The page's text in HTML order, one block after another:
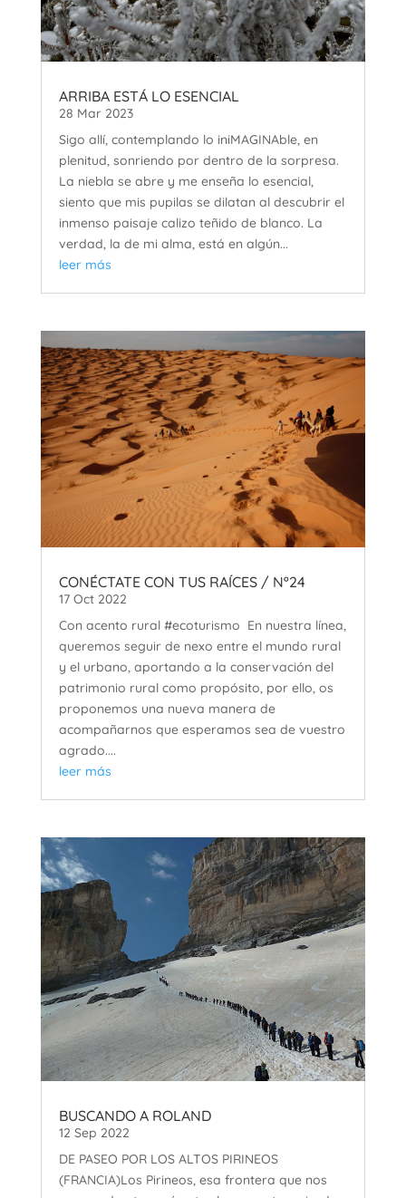
ARRIBA ESTÁ LO ESENCIAL
28 Mar 2023
Sigo allí, contemplando lo iniMAGINAble, en
plenitud, sonriendo por dentro de la sorpresa.
La niebla se abre y me enseña lo esencial,
siento que mis pupilas se dilatan al descubrir el
inmenso paisaje calizo teñido de blanco. La
verdad, la de mi alma, está en algún...
leer más
CONÉCTATE CON TUS RAÍCES / Nº24
17 Oct 2022
Con acento rural #ecoturismo En nuestra línea,
queremos seguir de nexo entre el mundo rural
y el urbano, aportando a la conservación del
patrimonio rural como propósito, por ello, os
proponemos una nueva manera de
acompañarnos que esperamos sea de vuestro
agrado....
leer más
BUSCANDO A ROLAND
12 Sep 2022
DE PASEO POR LOS ALTOS PIRINEOS
(FRANCIA)Los Pirineos, esa frontera que nos